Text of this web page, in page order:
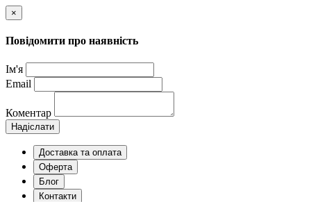
×
Повідомити про наявність
Ім'я
Email
Коментар
Надіслати
Доставка та оплата
Оферта
Блог
Контакти